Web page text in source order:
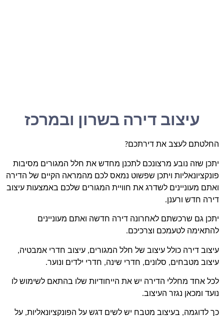
עיצוב דירה בשרון ובמרכז
החלטתם לעצב את דירתכם?
יתכן שזה נובע מרצונכם לתכנן מחדש את חלל המגורים מסיבות
פונקציונאליות ויתכן שפשוט נמאס לכם מהמראה הקיים של הדירה
ואתם מעוניינים לשדרג את חוויית המגורים שלכם באמצעות עיצוב
דירה חדש ורענן.
יתכן גם שרכשתם לאחרונה דירה חדשה ואתם מעוניינים
להתאימה לטעמכם וצרכיכם.
עיצוב דירה כולל עיצוב של חלל המגורים, עיצוב חדרי אמבטיה,
עיצוב מטבחים, סלונים, חדרי שינה, חדרי ילדים ונוער.
לכל אחד מחללי הדירה יש את הייחודיות שלו בהתאם לשימוש לו
נועד ומכאן נגזר העיצוב.
כך לדוגמה, בעיצוב מטבח יש לשים דגש על הפונקציונאליות, על